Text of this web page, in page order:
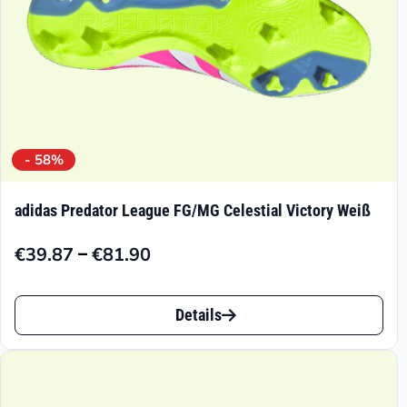
- 58%
adidas Predator League FG/MG Celestial Victory Weiß
€39.87 –€81.90
Preisspanne:
€81.90
Dieses
Produkt
Details